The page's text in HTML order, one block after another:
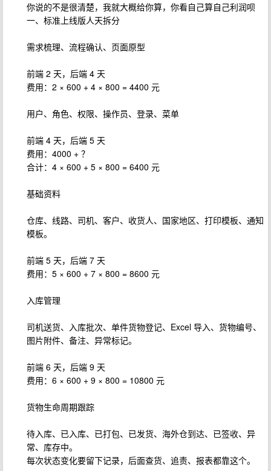
你说的不是很清楚，我就大概给你算，你看自己算自己利润呗
一、标准上线版人天拆分
需求梳理、流程确认、页面原型
前端 2 天，后端 4 天
费用：2 × 600 + 4 × 800 = 4400 元
用户、角色、权限、操作员、登录、菜单
前端 4 天，后端 5 天
费用：4000 + ？
合计：4 × 600 + 5 × 800 = 6400 元
基础资料
仓库、线路、司机、客户、收货人、国家地区、打印模板、通知
模板。
前端 5 天，后端 7 天
费用：5 × 600 + 7 × 800 = 8600 元
入库管理
司机送货、入库批次、单件货物登记、Excel 导入、货物编号、
图片附件、备注、异常标记。
前端 6 天，后端 9 天
费用：6 × 600 + 9 × 800 = 10800 元
货物生命周期跟踪
待入库、已入库、已打包、已发货、海外仓到达、已签收、异
常、库存中。
每次状态变化要留下记录，后面查货、追责、报表都靠这个。